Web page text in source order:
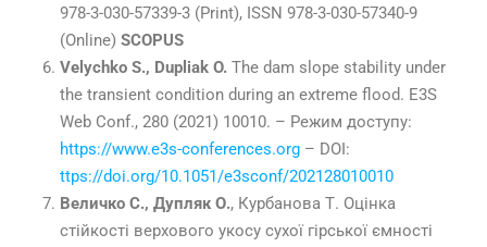
978-3-030-57339-3 (Print), ISSN 978-3-030-57340-9
(Online) SCOPUS
Velychko S., Dupliak O. The dam slope stability under
the transient condition during an extreme flood. E3S
Web Conf., 280 (2021) 10010. – Режим доступу:
https://www.e3s-conferences.org – DOI:
ttps://doi.org/10.1051/e3sconf/202128010010
Величко С., Дупляк О., Курбанова Т. Оцінка
стійкості верхового укосу сухої гірської ємності